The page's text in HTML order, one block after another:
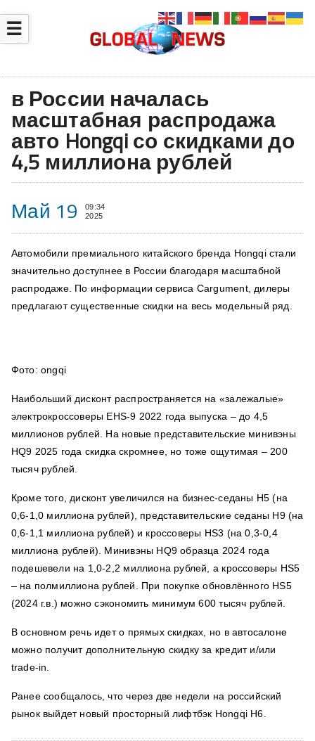
☰
в России началась
масштабная распродажа
авто Hongqi со скидками до
4,5 миллиона рублей
Май 19
09:34
2025
Автомобили премиального китайского бренда Hongqi стали
значительно доступнее в России благодаря масштабной
распродаже. По информации сервиса Cargument, дилеры
предлагают существенные скидки на весь модельный ряд.
Фото: ongqi
Наибольший дисконт распространяется на «залежалые»
электрокроссоверы EHS-9 2022 года выпуска – до 4,5
миллионов рублей. На новые представительские минивэны
HQ9 2025 года скидка скромнее, но тоже ощутимая – 200
тысяч рублей.
Кроме того, дисконт увеличился на бизнес-седаны H5 (на
0,6-1,0 миллиона рублей), представительские седаны H9 (на
0,6-1,1 миллиона рублей) и кроссоверы HS3 (на 0,3-0,4
миллиона рублей). Минивэны HQ9 образца 2024 года
подешевели на 1,0-2,2 миллиона рублей, а кроссоверы HS5
– на полмиллиона рублей. При покупке обновлённого HS5
(2024 г.в.) можно сэкономить минимум 600 тысяч рублей.
В основном речь идет о прямых скидках, но в автосалоне
можно получит дополнительную скидку за кредит и/или
trade-in.
Ранее сообщалось, что через две недели на российский
рынок выйдет новый просторный лифтбэк Hongqi H6.